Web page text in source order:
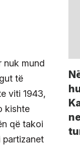
nuk mund
të
viti 1943,
kishte
që takoi
partizanet